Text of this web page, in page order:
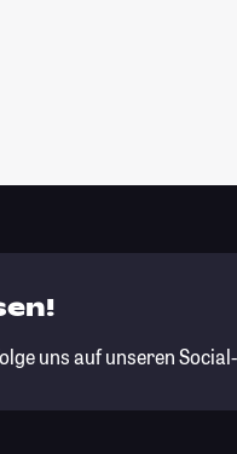
uns auf unseren